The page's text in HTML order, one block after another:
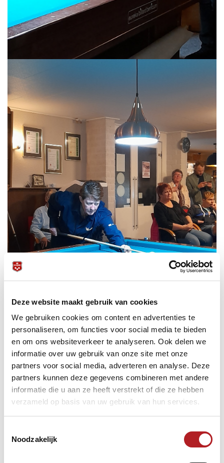
Deze website maakt gebruik van cookies
We gebruiken cookies om content en advertenties te
personaliseren, om functies voor social media te bieden
en om ons websiteverkeer te analyseren. Ook delen we
informatie over uw gebruik van onze site met onze
partners voor social media, adverteren en analyse. Deze
partners kunnen deze gegevens combineren met andere
informatie die u aan ze heeft verstrekt of die ze hebben
verzameld op basis van uw gebruik van hun services.
Noodzakelijk
In de voorlaatste partij wist Renate te winnen van Caren
Eling-Streuper. Petra Kurvink speelde tegen Carla Leibbrand-
Sikkens. Petra bouwde een ruime voorsprong op maar
Carla gaf zich niet zomaar gewonnen en met twee grote
series werd het op het eind bijzonder spannend. Carla wist
hiermee kwam ze op twee punten achterstand van Renate
Geluk.